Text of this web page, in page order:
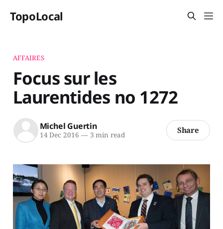
TopoLocal
AFFAIRES
Focus sur les
Laurentides no 1272
Michel Guertin
14 Dec 2016 —3 min read Share